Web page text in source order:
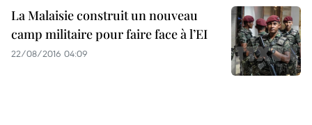
La Malaisie construit un nouveau
camp militaire pour faire face à l’EI
22/08/2016 04:09